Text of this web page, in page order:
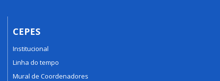
CEPES
Institucional
Linha do tempo
Mural de Coordenadores